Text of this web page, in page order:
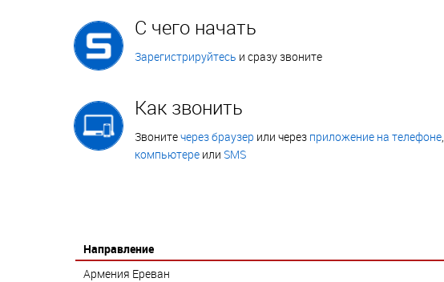
С чего начать
Зарегистрируйтесь и сразу звоните
Как звонить
Звонитечерез браузер или через приложение на телефоне,
компьютере или SMS
Направление
Армения Ереван